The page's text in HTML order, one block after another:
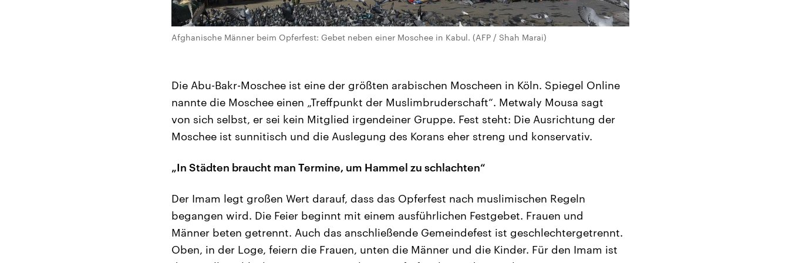
Afghanische Männer beim Opferfest: Gebet neben einer Moschee in Kabul. (AFP / Shah Marai)
Die Abu-Bakr-Moschee ist eine der größten arabischen Moscheen in Köln. Spiegel Online
nannte die Moschee einen „Treffpunkt der Muslimbruderschaft“. Metwaly Mousa sagt
von sich selbst, er sei kein Mitglied irgendeiner Gruppe. Fest steht: Die Ausrichtung der
Moschee ist sunnitisch und die Auslegung des Korans eher streng und konservativ.
„In Städten braucht man Termine, um Hammel zu schlachten“
Der Imam legt großen Wert darauf, dass das Opferfest nach muslimischen Regeln
begangen wird. Die Feier beginnt mit einem ausführlichen Festgebet. Frauen und
Männer beten getrennt. Auch das anschließende Gemeindefest ist geschlechtergetrennt.
Oben, in der Loge, feiern die Frauen, unten die Männer und die Kinder. Für den Imam ist